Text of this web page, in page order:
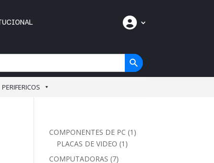
C
u
a
Botón de búsqueda
PERIFERICOS
COMPONENTES DE PC 1 1
PLACAS DE VIDEO 1 1
COMPUTADORAS 77